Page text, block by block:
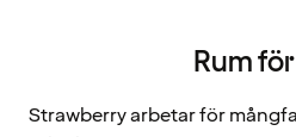
Rum
Strawberry arbetar för